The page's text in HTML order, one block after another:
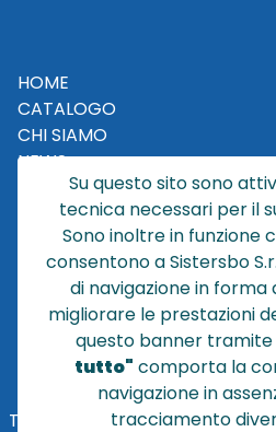
HOME
CATALOGO
CHI SIAMO
NEWS
CONTATTACI
CONDIZIONI DI VENDITA
POLICY PRIVACY
NOTE LEGALI
Cookie
TEL +39 051 320210
Su questo sito sono
tecnica necessari per il
Sono inoltre in funzione
consentono a Sistersbo
di navigazione in forma
migliorare le prestazioni
questo banner
tutto" comporta la
navigazione in
tracciamento